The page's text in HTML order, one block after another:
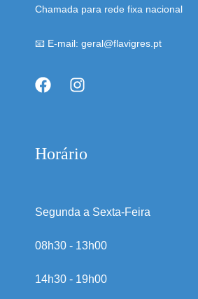
Chamada para rede fixa nacional
📧 E-mail: geral@flavigres.pt
Horário
Segunda a Sexta-Feira
08h30 - 13h00
14h30 - 19h00